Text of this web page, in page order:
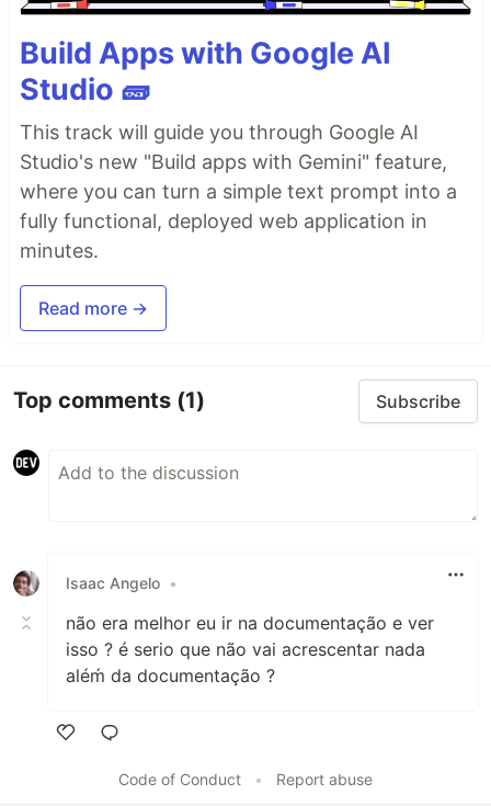
Build Apps with Google AI
Studio 🧱
This track will guide you through Google AI
Studio's new "Build apps with Gemini" feature,
where you can turn a simple text prompt into a
fully functional, deployed web application in
minutes.
Read more →
Top comments (1) Subscribe
Isaac Angelo •
não era melhor eu ir na documentação e ver
isso ? é serio que não vai acrescentar nada
aléḿ da documentação ?
Code of Conduct
• Report abuse